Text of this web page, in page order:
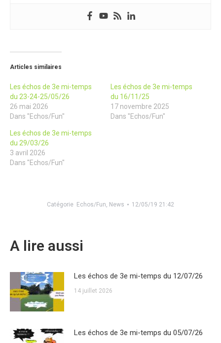
Articles similaires
Les échos de 3e mi-temps
du 23-24-25/05/26
26 mai 2026
Dans "Echos/Fun"
Les échos de 3e mi-temps
du 16/11/25
17 novembre 2025
Dans "Echos/Fun"
Les échos de 3e mi-temps
du 29/03/26
3 avril 2026
Dans "Echos/Fun"
Catégorie Echos/Fun, News 12/05/19 21:42
A lire aussi
Les échos de 3e mi-temps du 12/07/26
14 juillet 2026
Les échos de 3e mi-temps du 05/07/26